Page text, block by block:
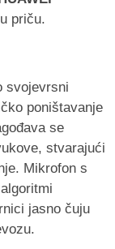
priču.
svojevrsni
poništavanje
se
stvarajući
Mikrofon s
jasno čuju